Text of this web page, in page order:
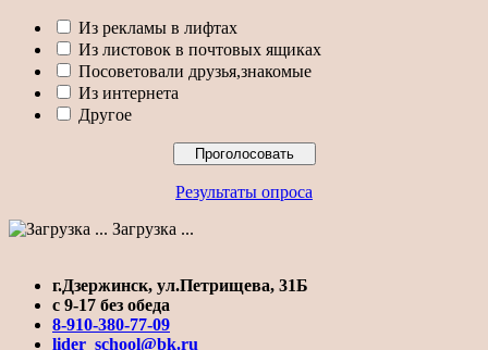
Из рекламы в лифтах
Из листовок в почтовых ящиках
Посоветовали друзья,знакомые
Из интернета
Другое
Результаты опроса
Загрузка ...
г.Дзержинск, ул.Петрищева, 31Б
с 9-17 без обеда
8-910-380-77-09
lider_school@bk.ru